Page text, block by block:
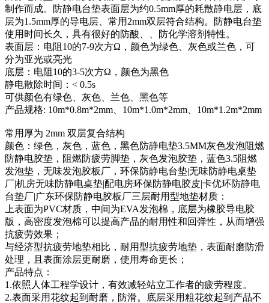
制作而成。防静电台垫表面层为约0.5mm厚的耗散静电层，底
层为1.5mm厚的导电层、常用2mm双层符合结构。防静电台垫
使用时间长久，具有很好的防酸、、防化学溶剂特性。
表面层：电阻10的7-9次方Ω，颜色为绿色、灰色或兰色，可
分为亚光或亮光
底层：电阻10的3-5次方Ω，颜色为黑色
静电散除时间：< 0.5s
可供颜色有绿色、灰色、兰色、黑色等
产品规格: 10m*0.8m*2mm、10m*1.0m*2mm、10m*1.2m*2mm
常用厚为 2mm 双层复合结构
颜色：绿色，灰色，蓝色，黑色防静电垫3.5MM灰色发泡阻燃
防静电胶垫，阻燃防疲劳脚垫，灰色发泡胶垫，蓝色3.5阻燃
发泡垫，无味发泡胶板厂，环保防静电台垫|无味防静电桌垫
厂|机房无味防静电桌垫|配电房环保防静电胶皮|卡优环防静电
台垫厂|广东环保防静电胶板厂三层耐用型地垫材质：
上表面为PVC材质，中间为EVA发泡棉，底层为橡胶导电胶
版，高密度发泡棉可以提高产品的耐用性和回弹性，从而增强
抗疲劳效果；
与经济型抗疲劳地垫相比，耐用型抗疲劳地垫，表面耐磨防滑
处理，且表面涂层更耐磨，使用寿命更长；
产品特点：
1.依照人体工程学设计，有效减轻站立工作者的疲劳程度。
2.表面采用花纹起到耐磨，防滑。底层采用粗花纹起到产品不